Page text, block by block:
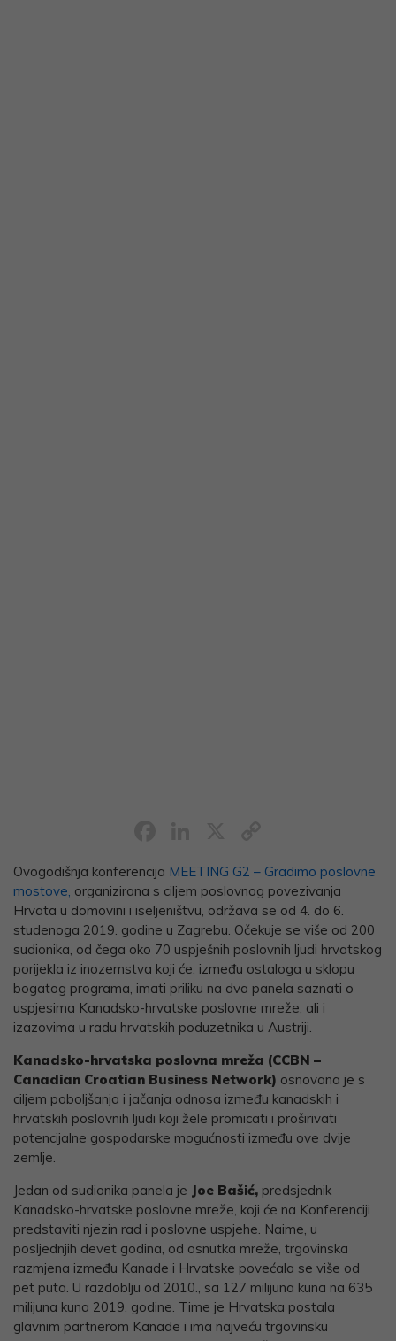
Link
Ovogodišnja konferencija MEETING G2 – Gradimo poslovne
mostove, organizirana s ciljem poslovnog povezivanja
Hrvata u domovini i iseljeništvu, održava se od 4. do 6.
studenoga 2019. godine u Zagrebu. Očekuje se više od 200
sudionika, od čega oko 70 uspješnih poslovnih ljudi hrvatskog
porijekla iz inozemstva koji će, između ostaloga u sklopu
bogatog programa, imati priliku na dva panela saznati o
uspjesima Kanadsko-hrvatske poslovne mreže, ali i
izazovima u radu hrvatskih poduzetnika u Austriji.
Kanadsko-hrvatska poslovna mreža (CCBN –
Canadian Croatian Business Network) osnovana je s
ciljem poboljšanja i jačanja odnosa između kanadskih i
hrvatskih poslovnih ljudi koji žele promicati i proširivati
potencijalne gospodarske mogućnosti između ove dvije
zemlje.
Jedan od sudionika panela je Joe Bašić, predsjednik
Kanadsko-hrvatske poslovne mreže, koji će na Konferenciji
predstaviti njezin rad i poslovne uspjehe. Naime, u
posljednjih devet godina, od osnutka mreže, trgovinska
razmjena između Kanade i Hrvatske povećala se više od
pet puta. U razdoblju od 2010., sa 127 milijuna kuna na 635
milijuna kuna 2019. godine. Time je Hrvatska postala
glavnim partnerom Kanade i ima najveću trgovinsku